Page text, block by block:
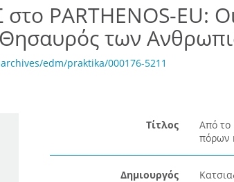
PARTHENOS-EU:
των
edm/praktika/000176-5211
Τίτλος
Από το
πόρων
Δημιουργός